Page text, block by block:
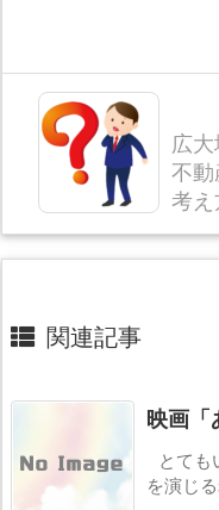
広
不動
考
関連記事
映画「
とても
を演じ